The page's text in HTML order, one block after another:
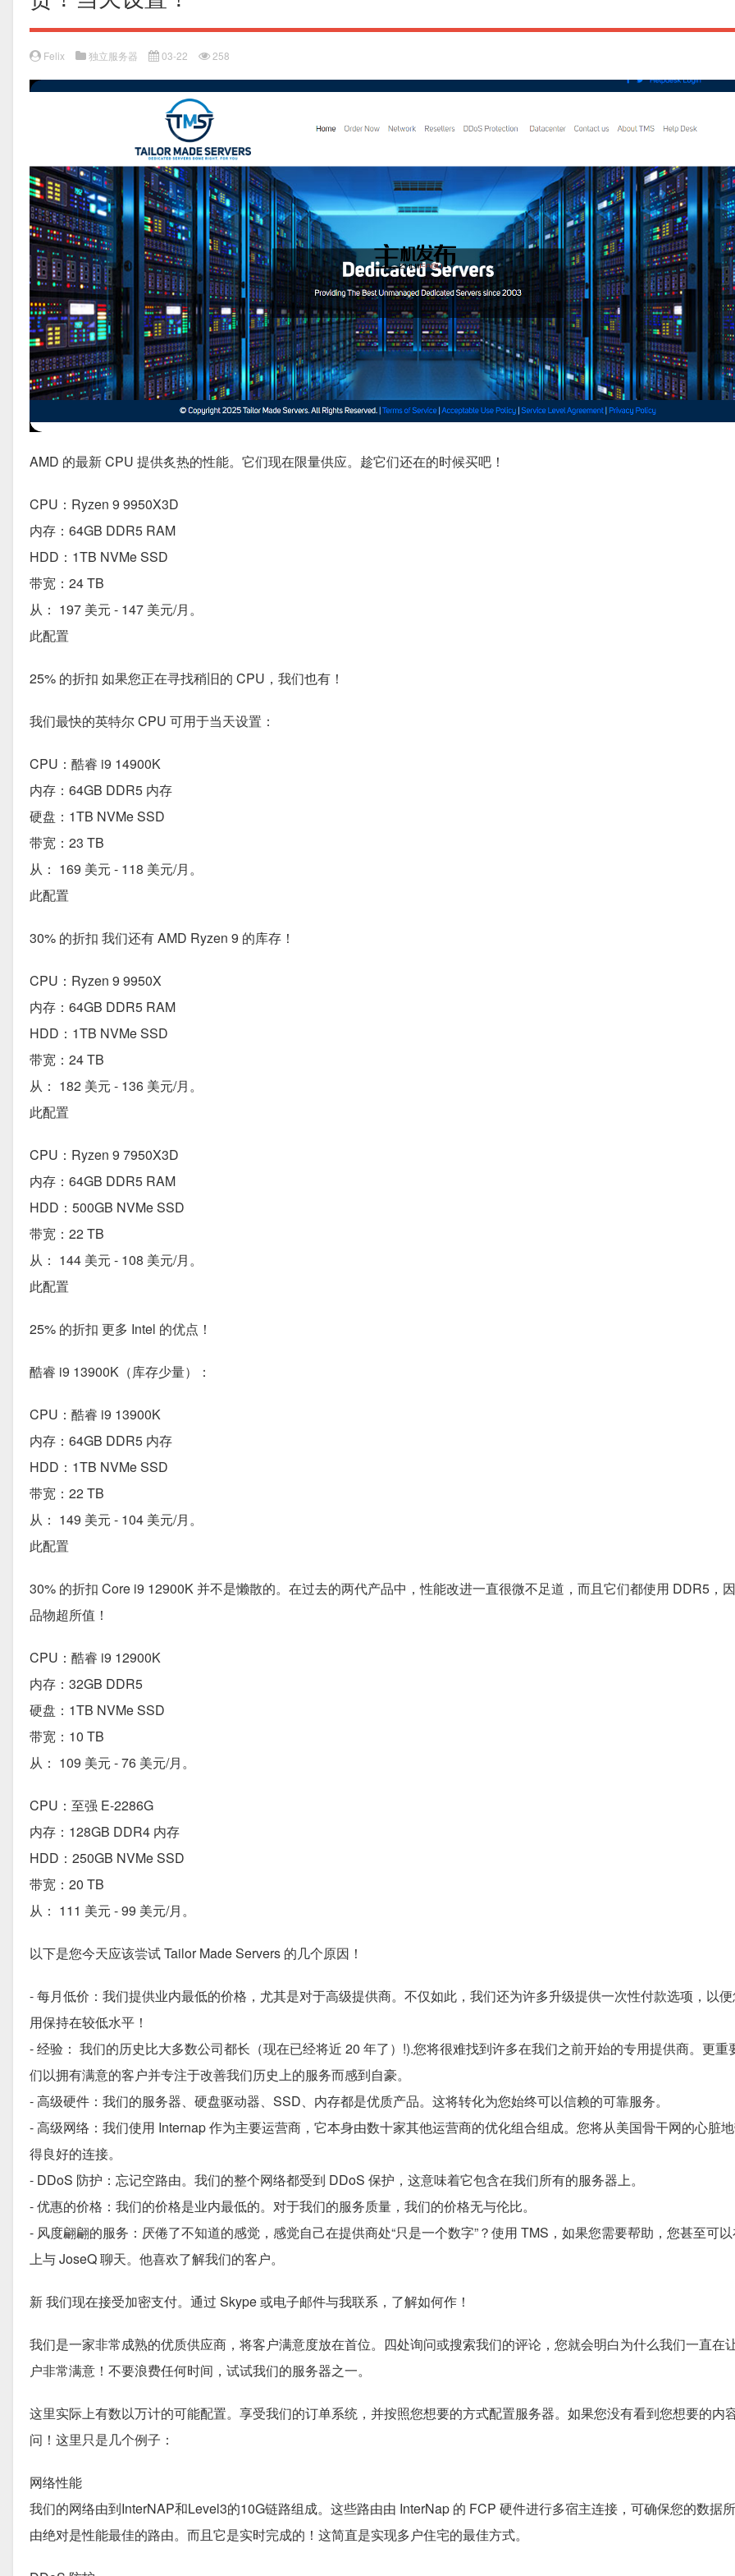
Felix 独立服务器 03-22 258
AMD 的最新 CPU 提供炙热的性能。它们现在限量供应。趁它们还在的时候买吧！
CPU：Ryzen 9 9950X3D
内存：64GB DDR5 RAM
HDD：1TB NVMe SSD
带宽：24 TB
从： 197 美元 - 147 美元/月。
此配置
25% 的折扣 如果您正在寻找稍旧的 CPU，我们也有！
我们最快的英特尔 CPU 可用于当天设置：
CPU：酷睿 i9 14900K
内存：64GB DDR5 内存
硬盘：1TB NVMe SSD
带宽：23 TB
从： 169 美元 - 118 美元/月。
此配置
30% 的折扣 我们还有 AMD Ryzen 9 的库存！
CPU：Ryzen 9 9950X
内存：64GB DDR5 RAM
HDD：1TB NVMe SSD
带宽：24 TB
从： 182 美元 - 136 美元/月。
此配置
CPU：Ryzen 9 7950X3D
内存：64GB DDR5 RAM
HDD：500GB NVMe SSD
带宽：22 TB
从： 144 美元 - 108 美元/月。
此配置
25% 的折扣 更多 Intel 的优点！
酷睿 i9 13900K（库存少量）：
CPU：酷睿 i9 13900K
内存：64GB DDR5 内存
HDD：1TB NVMe SSD
带宽：22 TB
从： 149 美元 - 104 美元/月。
此配置
30% 的折扣 Core i9 12900K 并不是懒散的。在过去的两代产品中，性能改进一直很微不足道，而且它们都使用 DDR5，
品物超所值！
CPU：酷睿 i9 12900K
内存：32GB DDR5
硬盘：1TB NVMe SSD
带宽：10 TB
从： 109 美元 - 76 美元/月。
CPU：至强 E-2286G
内存：128GB DDR4 内存
HDD：250GB NVMe SSD
带宽：20 TB
从： 111 美元 - 99 美元/月。
以下是您今天应该尝试 Tailor Made Servers 的几个原因！
- 每月低价：我们提供业内最低的价格，尤其是对于高级提供商。不仅如此，我们还为许多升级提供一次性付款选项，以
用保持在较低水平！
- 经验： 我们的历史比大多数公司都长（现在已经将近 20 年了）!).您将很难找到许多在我们之前开始的专用提供商。更重
们以拥有满意的客户并专注于改善我们历史上的服务而感到自豪。
- 高级硬件：我们的服务器、硬盘驱动器、SSD、内存都是优质产品。这将转化为您始终可以信赖的可靠服务。
- 高级网络：我们使用 Internap 作为主要运营商，它本身由数十家其他运营商的优化组合组成。您将从美国骨干网的心脏
得良好的连接。
- DDoS 防护：忘记空路由。我们的整个网络都受到 DDoS 保护，这意味着它包含在我们所有的服务器上。
- 优惠的价格：我们的价格是业内最低的。对于我们的服务质量，我们的价格无与伦比。
- 风度翩翩的服务：厌倦了不知道的感觉，感觉自己在提供商处“只是一个数字”？使用 TMS，如果您需要帮助，您甚至可
上与 JoseQ 聊天。他喜欢了解我们的客户。
新 我们现在接受加密支付。通过 Skype 或电子邮件与我联系，了解如何作！
我们是一家非常成熟的优质供应商，将客户满意度放在首位。四处询问或搜索我们的评论，您就会明白为什么我们一直在
户非常满意！不要浪费任何时间，试试我们的服务器之一。
这里实际上有数以万计的可能配置。享受我们的订单系统，并按照您想要的方式配置服务器。如果您没有看到您想要的内
问！这里只是几个例子：
网络性能
我们的网络由到InterNAP和Level3的10G链路组成。这些路由由 InterNap 的 FCP 硬件进行多宿主连接，可确保您的数据
由绝对是性能最佳的路由。而且它是实时完成的！这简直是实现多户住宅的最佳方式。